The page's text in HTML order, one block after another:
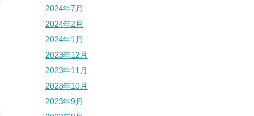
2024年7月
2024年2月
2024年1月
2023年12月
2023年11月
2023年10月
2023年9月